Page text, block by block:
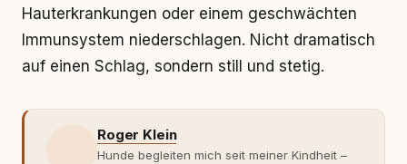
Hauterkrankungen oder einem geschwächten
Immunsystem niederschlagen. Nicht dramatisch
auf einen Schlag, sondern still und stetig.
Roger Klein
Hunde begleiten mich seit meiner Kindheit –